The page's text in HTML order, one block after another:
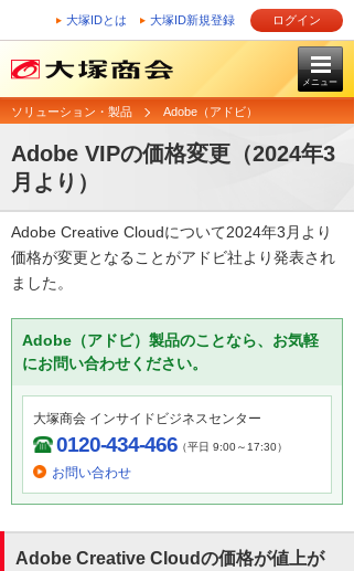
大塚IDとは 大塚ID新規登録 ログイン
メニュー
ソリューション・製品 Adobe（アドビ）
Adobe VIPの価格変更（2024年3
月より）
Adobe Creative Cloudについて2024年3月より
価格が変更となることがアドビ社より発表され
ました。
Adobe（アドビ）製品のことなら、お気軽
にお問い合わせください。
大塚商会 インサイドビジネスセンター
0120-434-466（平日 9:00～17:30）
お問い合わせ
Adobe Creative Cloudの価格が値上が